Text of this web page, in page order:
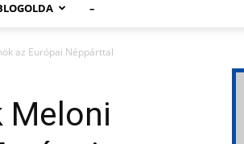
–
az Európai Néppárttal
Meloni